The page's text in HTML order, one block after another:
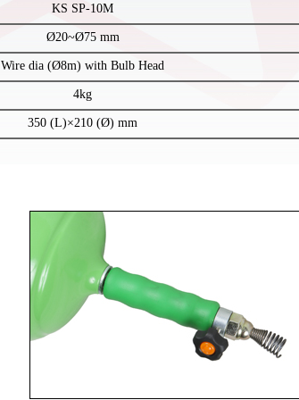
KS SP-10M
Ø20~Ø75 mm
Wire dia (Ø8m) with Bulb Head
4kg
350 (L)×210 (Ø) mm